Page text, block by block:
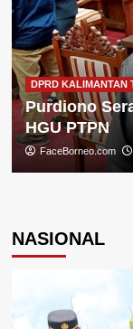
DPRD KALIMANTAN
Purdiono
HGU PTPN
FaceBorneo.com
NASIONAL